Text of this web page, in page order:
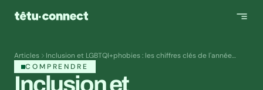
Articles
Inclusion et LGBTQI+phobies : les chiffres clés de l'année
2022
COMPRENDRE
Inclusion et